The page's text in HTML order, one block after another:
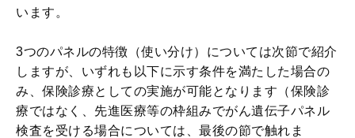
います。
3つのパネルの特徴（使い分け）については次節で紹介
しますが、いずれも以下に示す条件を満たした場合の
み、保険診療としての実施が可能となります（保険診
療ではなく、先進医療等の枠組みでがん遺伝子パネル
検査を受ける場合については、最後の節で触れま